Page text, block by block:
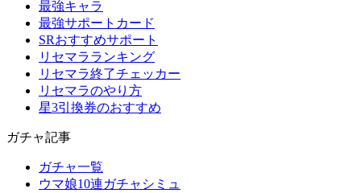
最強キャラ
最強サポートカード
SRおすすめサポート
リセマラランキング
リセマラ終了チェッカー
リセマラのやり方
星3引換券のおすすめ
ガチャ記事
ガチャ一覧
ウマ娘10連ガチャシミュ